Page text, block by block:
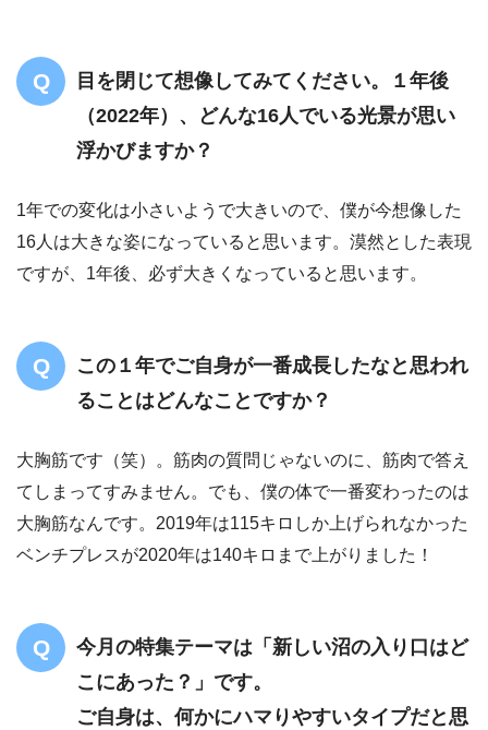
目を閉じて想像してみてください。１年後
（2022年）、どんな16人でいる光景が思い
浮かびますか？
1年での変化は小さいようで大きいので、僕が今想像した
16人は大きな姿になっていると思います。漠然とした表現
ですが、1年後、必ず大きくなっていると思います。
この１年でご自身が一番成長したなと思われ
ることはどんなことですか？
大胸筋です（笑）。筋肉の質問じゃないのに、筋肉で答え
てしまってすみません。でも、僕の体で一番変わったのは
大胸筋なんです。2019年は115キロしか上げられなかった
ベンチプレスが2020年は140キロまで上がりました！
今月の特集テーマは「新しい沼の入り口はど
こにあった？」です。
ご自身は、何かにハマりやすいタイプだと思